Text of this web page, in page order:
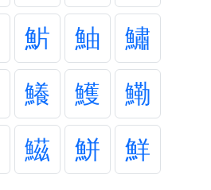
魸 鮋
鱐
鱶 鱯
鰳
鰦 鮩
鮮